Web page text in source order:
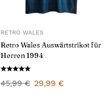
RETRO WALES
Retro Wales Auswärtstrikot für
Herren 1994
45,99€ 29,99 €